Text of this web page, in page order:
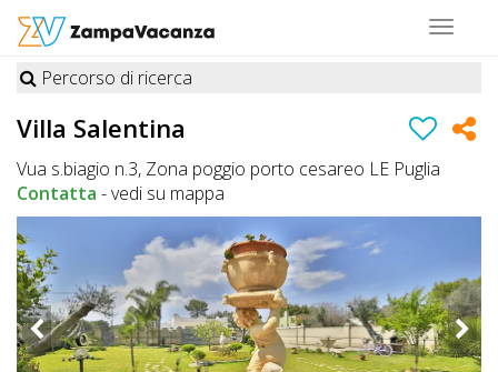
Toggle
STRUTTURE
A
DOG
LUOGHI
A
DOG
Percorso di ricerca
Villa Salentina
Vua s.biagio n.3, Zona poggio porto cesareo LE Puglia
Contatta -vedi su mappa